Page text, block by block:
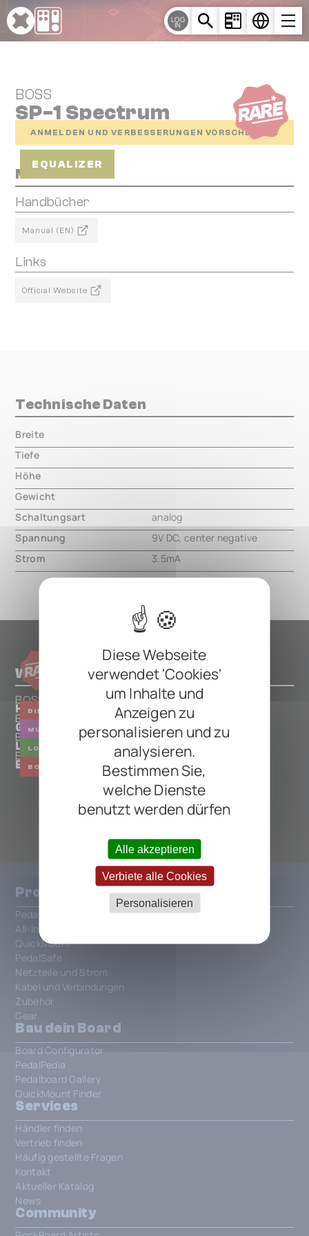
Cookie-Einstellungen
Diese Webseite
verwendet 'Cookies'
um Inhalte und
Anzeigen zu
personalisieren und zu
analysieren.
Bestimmen Sie,
welche Dienste
benutzt werden dürfen
Alle akzeptieren
Verbiete alle Cookies
Personalisieren
LOG
IN
BOSS
SP-1 Spectrum
ANMELDEN UND VERBESSERUNGEN VORSCHLAGEN
EQUALIZER
Media
Handbücher
Manual (EN)
Links
Official Website
Technische Daten
Breite
Tiefe
Höhe
Gewicht
Schaltungsart
analog
Spannung
9V DC, center negative
Strom
3.5mA
Weitere Pedals von BOSS
DISTORTION
BOSS
HM-2 Heavy Metal
MULTI
BOSS
GT-100
LOOPER
BOSS
Loop Station RC-3
BOOSTER PREAMP
BOSS
BP-1W Booster/Preamp
ALLE BOSS PEDALS
Produkte
Pedalboards
All-In-One Patchbays
QuickMount
PedalSafe
Netzteile und Strom
Kabel und Verbindungen
Zubehör
Gear
Bau dein Board
Board Configurator
PedalPedia
Pedalboard Gallery
QuickMount Finder
Services
Händler finden
Vertrieb finden
Häufig gestellte Fragen
Kontakt
Aktueller Katalog
News
Community